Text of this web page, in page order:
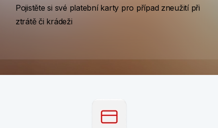
Pojistěte si své platební karty pro případ zneužití při
ztrátě či krádeži